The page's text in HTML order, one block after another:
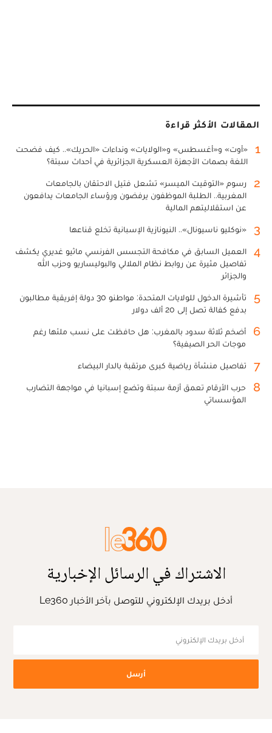
المقالات الأكثر قراءة
1
«أوت» و«أغسطس» و«الولايات» ونداءات «الحريك».. كيف فضحت
اللغة بصمات الأجهزة العسكرية الجزائرية في أحداث سبتة؟
2
رسوم «التوقيت الميسر» تشعل فتيل الاحتقان بالجامعات
المغربية.. الطلبة الموظفون يرفضون ورؤساء الجامعات يدافعون
عن استقلاليتهم المالية
3 «نوكليو ناسيونال».. النيونازية الإسبانية تخلع قناعها
4
العميل السابق في مكافحة التجسس الفرنسي ماثيو غديري يكشف
تفاصيل مثيرة عن روابط نظام الملالي والبوليساريو وحزب الله
والجزائر
5
تأشيرة الدخول للولايات المتحدة: مواطنو 30 دولة إفريقية مطالبون
بدفع كفالة تصل إلى 20 ألف دولار
6
أضخم ثلاثة سدود بالمغرب: هل حافظت على نسب ملئها رغم
موجات الحر الصيفية؟
7 تفاصيل منشأة رياضية كبرى مرتقبة بالدار البيضاء
8
حرب الأرقام تعمق أزمة سبتة وتضع إسبانيا في مواجهة التضارب
المؤسساتي
الاشتراك في الرسائل الإخبارية
أدخل بريدك الإلكتروني للتوصل بآخر الأخبار Le360
أرسل